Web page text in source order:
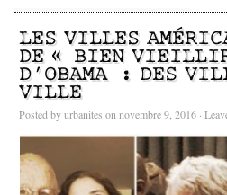
LES VILLES
DE « BIEN
D’OBAMA : DES
VILLE
Posted byurbanites on novembre 9, 2016 ·